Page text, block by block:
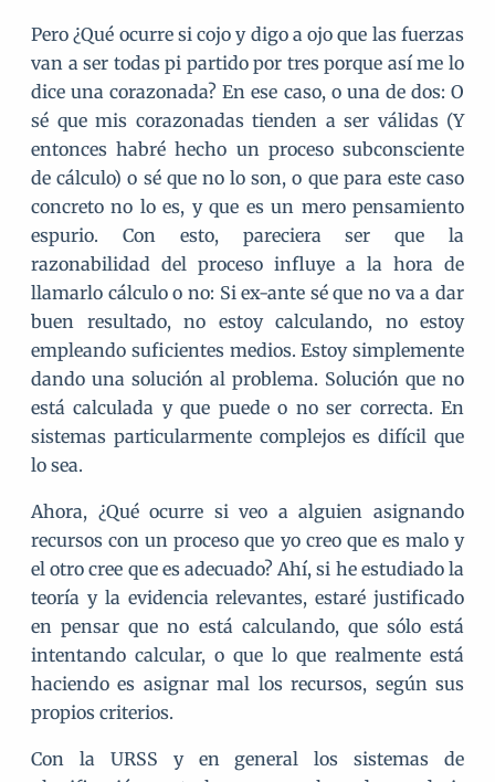
Pero ¿Qué ocurre si cojo y digo a ojo que las fuerzas
van a ser todas pi partido por tres porque así me lo
dice una corazonada? En ese caso, o una de dos: O
sé que mis corazonadas tienden a ser válidas (Y
entonces habré hecho un proceso subconsciente
de cálculo) o sé que no lo son, o que para este caso
concreto no lo es, y que es un mero pensamiento
espurio. Con esto, pareciera ser que la
razonabilidad del proceso influye a la hora de
llamarlo cálculo o no: Si ex-ante sé que no va a dar
buen resultado, no estoy calculando, no estoy
empleando suficientes medios. Estoy simplemente
dando una solución al problema. Solución que no
está calculada y que puede o no ser correcta. En
sistemas particularmente complejos es difícil que
lo sea.
Ahora, ¿Qué ocurre si veo a alguien asignando
recursos con un proceso que yo creo que es malo y
el otro cree que es adecuado? Ahí, si he estudiado la
teoría y la evidencia relevantes, estaré justificado
en pensar que no está calculando, que sólo está
intentando calcular, o que lo que realmente está
haciendo es asignar mal los recursos, según sus
propios criterios.
Con la URSS y en general los sistemas de